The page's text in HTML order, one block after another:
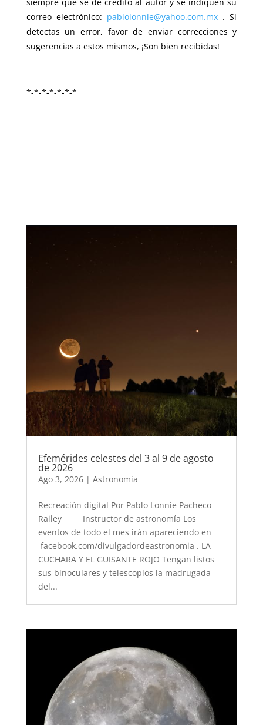
correo electrónico: pablolonnie@yahoo.com.mx . Si
detectas un error, favor de enviar correcciones y
sugerencias a estos mismos, ¡Son bien recibidas!
*-*-*-*-*-*-*
Efemérides celestes del 3 al 9 de agosto
de 2026
Ago 3, 2026| Astronomía
Recreación digital Por Pablo Lonnie Pacheco
Railey Instructor de astronomía Los
eventos de todo el mes irán apareciendo en
facebook.com/divulgadordeastronomia . LA
CUCHARA Y EL GUISANTE ROJO Tengan listos
sus binoculares y telescopios la madrugada
del...